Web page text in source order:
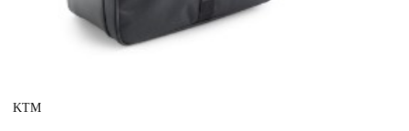
KTM